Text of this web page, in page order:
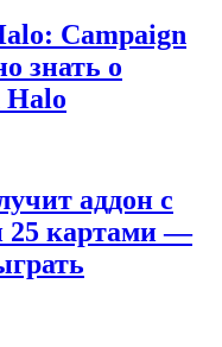
Campaign
знать о
Halo
аддон с
25 картами —